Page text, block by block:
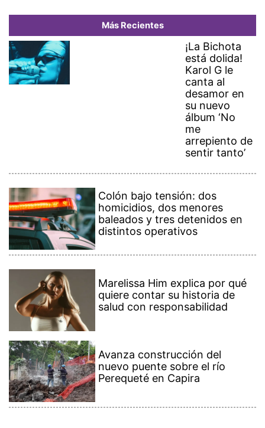
Más Recientes
¡La Bichota
está dolida!
Karol G le
canta al
desamor en
su nuevo
álbum ‘No
me
arrepiento de
sentir tanto’
Colón bajo tensión: dos
homicidios, dos menores
baleados y tres detenidos en
distintos operativos
Marelissa Him explica por qué
quiere contar su historia de
salud con responsabilidad
Avanza construcción del
nuevo puente sobre el río
Perequeté en Capira